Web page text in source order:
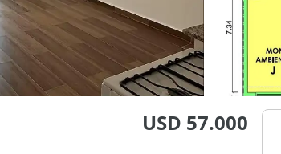
USD 57.000